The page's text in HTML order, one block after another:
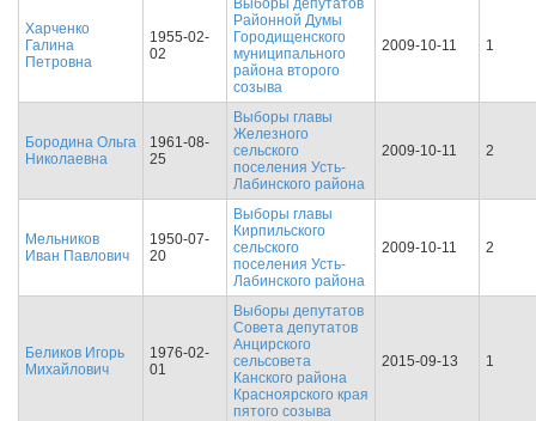
Харченко
Галина
Петровна
1955-02-
02
Выборы депутатов
Районной Думы
Городищенского
муниципального
района второго
созыва
2009-10-11 1
Бородина Ольга
Николаевна
1961-08-
25
Выборы главы
Железного
сельского
поселения Усть-
Лабинского района
2009-10-11 2
Мельников
Иван Павлович
1950-07-
20
Выборы главы
Кирпильского
сельского
поселения Усть-
Лабинского района
2009-10-11 2
Беликов Игорь
Михайлович
1976-02-
01
Выборы депутатов
Совета депутатов
Анцирского
сельсовета
Канского района
Красноярского края
пятого созыва
2015-09-13 1